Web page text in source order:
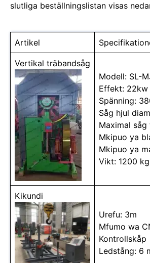
slutliga beställningslistan visas
Artikel
Vertikal träbandsåg
Modell: SL-
Effekt: 22kw
Spänning:
Såg hjul
Maximal
Mkipuo ya
Mkipuo ya
Vikt: 1200 kg
Kikundi
Urefu: 3m
Mfumo wa
Kontrollskåp
Ledstång: 6